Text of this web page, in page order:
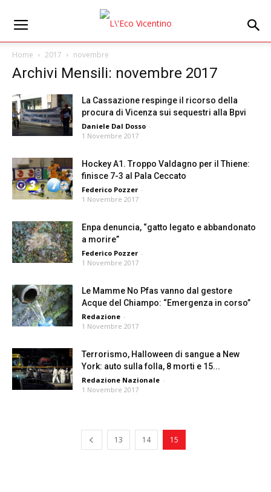
Home 2017 novembre
Archivi Mensili: novembre 2017
La Cassazione respinge il ricorso della
procura di Vicenza sui sequestri alla Bpvi
Daniele Dal Dosso -
1 Novembre 2017
Hockey A1. Troppo Valdagno per il Thiene:
finisce 7-3 al Pala Ceccato
Federico Pozzer -
1 Novembre 2017
Enpa denuncia, “gatto legato e abbandonato
a morire”
Federico Pozzer -
1 Novembre 2017
Le Mamme No Pfas vanno dal gestore
Acque del Chiampo: “Emergenza in corso”
Redazione -
1 Novembre 2017
Terrorismo, Halloween di sangue a New
York: auto sulla folla, 8 morti e 15...
Redazione Nazionale -
1 Novembre 2017
13 14 15